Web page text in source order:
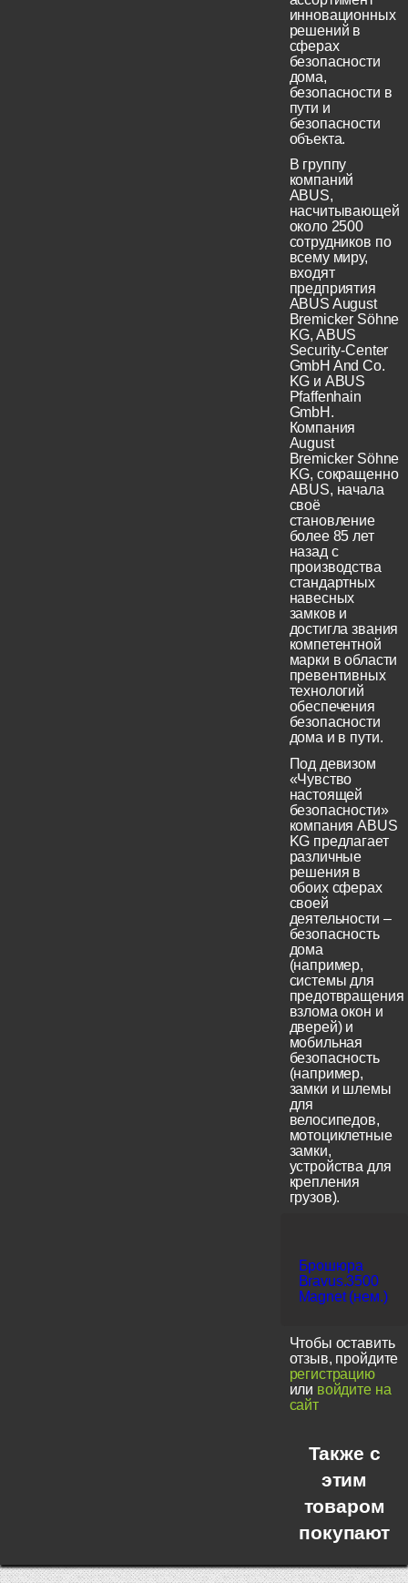
инновационных
решений в
сферах
безопасности
дома,
безопасности в
пути и
безопасности
объекта.
В группу
компаний
ABUS,
насчитывающей
около 2500
сотрудников по
всему миру,
входят
предприятия
ABUS August
Bremicker Söhne
KG, ABUS
Security-Center
GmbH And Co.
KG и ABUS
Pfaffenhain
GmbH.
Компания
August
Bremicker Söhne
KG, сокращенно
ABUS, начала
своё
становление
более 85 лет
назад с
производства
стандартных
навесных
замков и
достигла звания
компетентной
марки в области
превентивных
технологий
обеспечения
безопасности
дома и в пути.
Под девизом
«Чувство
настоящей
безопасности»
компания ABUS
KG предлагает
различные
решения в
обоих сферах
своей
деятельности –
безопасность
дома
(например,
системы для
предотвращения
взлома окон и
дверей) и
мобильная
безопасность
(например,
замки и шлемы
для
велосипедов,
мотоциклетные
замки,
устройства для
крепления
грузов).
Брошюра
Bravus.3500
Magnet (нем.)
Чтобы оставить
отзыв, пройдите
регистрацию
или войдите на
сайт
Также с
этим
товаром
покупают